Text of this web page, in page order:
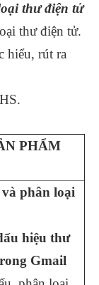
thư điện tử
thư điện tử.
hiểu, rút ra
PHẨM
phân loại
hiệu thư
Gmail